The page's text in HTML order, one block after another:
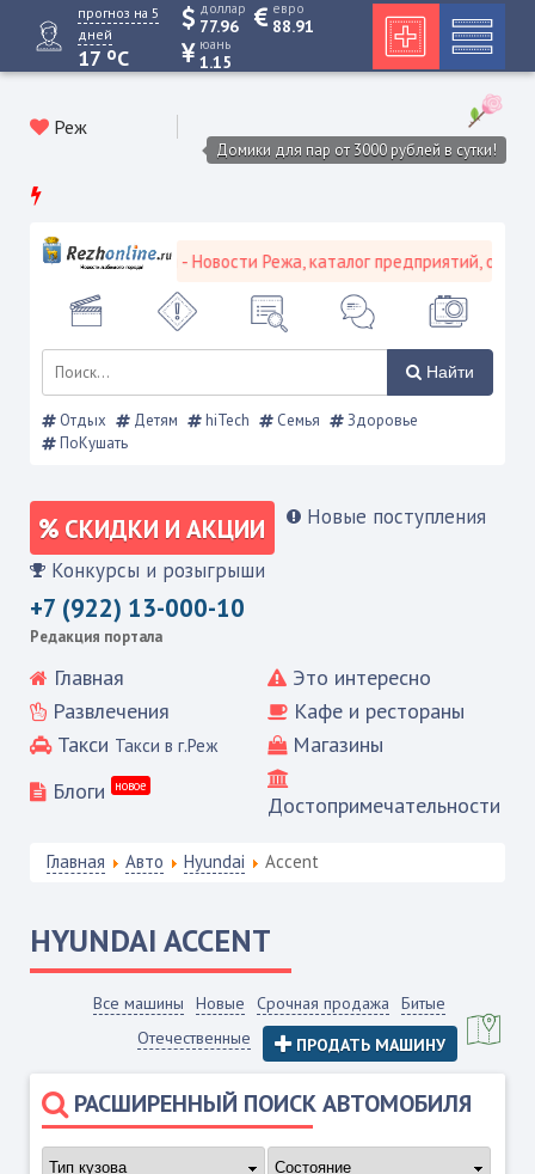
прогноз на 5
дней
17 oC
доллар
77.96
евро
88.91
юань
1.15
Реж
Домики для пар от 3000 рублей в сутки!
городской портал - Новости Режа, каталог предприятий,
Найти
Отдых Детям hiTech Семья
Здоровье
ПоКушать
СКИДКИ И АКЦИИ Новые поступления
Конкурсы и розыгрыши
+7 (922) 13-000-10
Редакция портала
Главная
Это интересно
Развлечения
Кафе и рестораны
Такси Такси в г.Реж
Магазины
Блоги
новое
Достопримечательности
Главная Авто Hyundai Accent
HYUNDAI ACCENT
Все машины Новые Срочная продажа
Битые
Отечественные
ПРОДАТЬ МАШИНУ
РАСШИРЕННЫЙ ПОИСК АВТОМОБИЛЯ